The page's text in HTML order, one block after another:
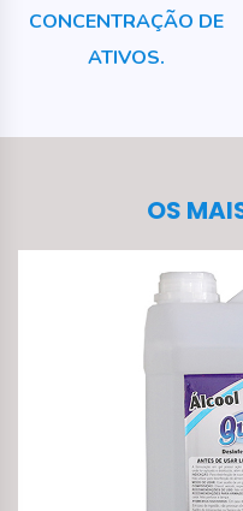
CONCENTRAÇÃO DE
ATIVOS.
OS